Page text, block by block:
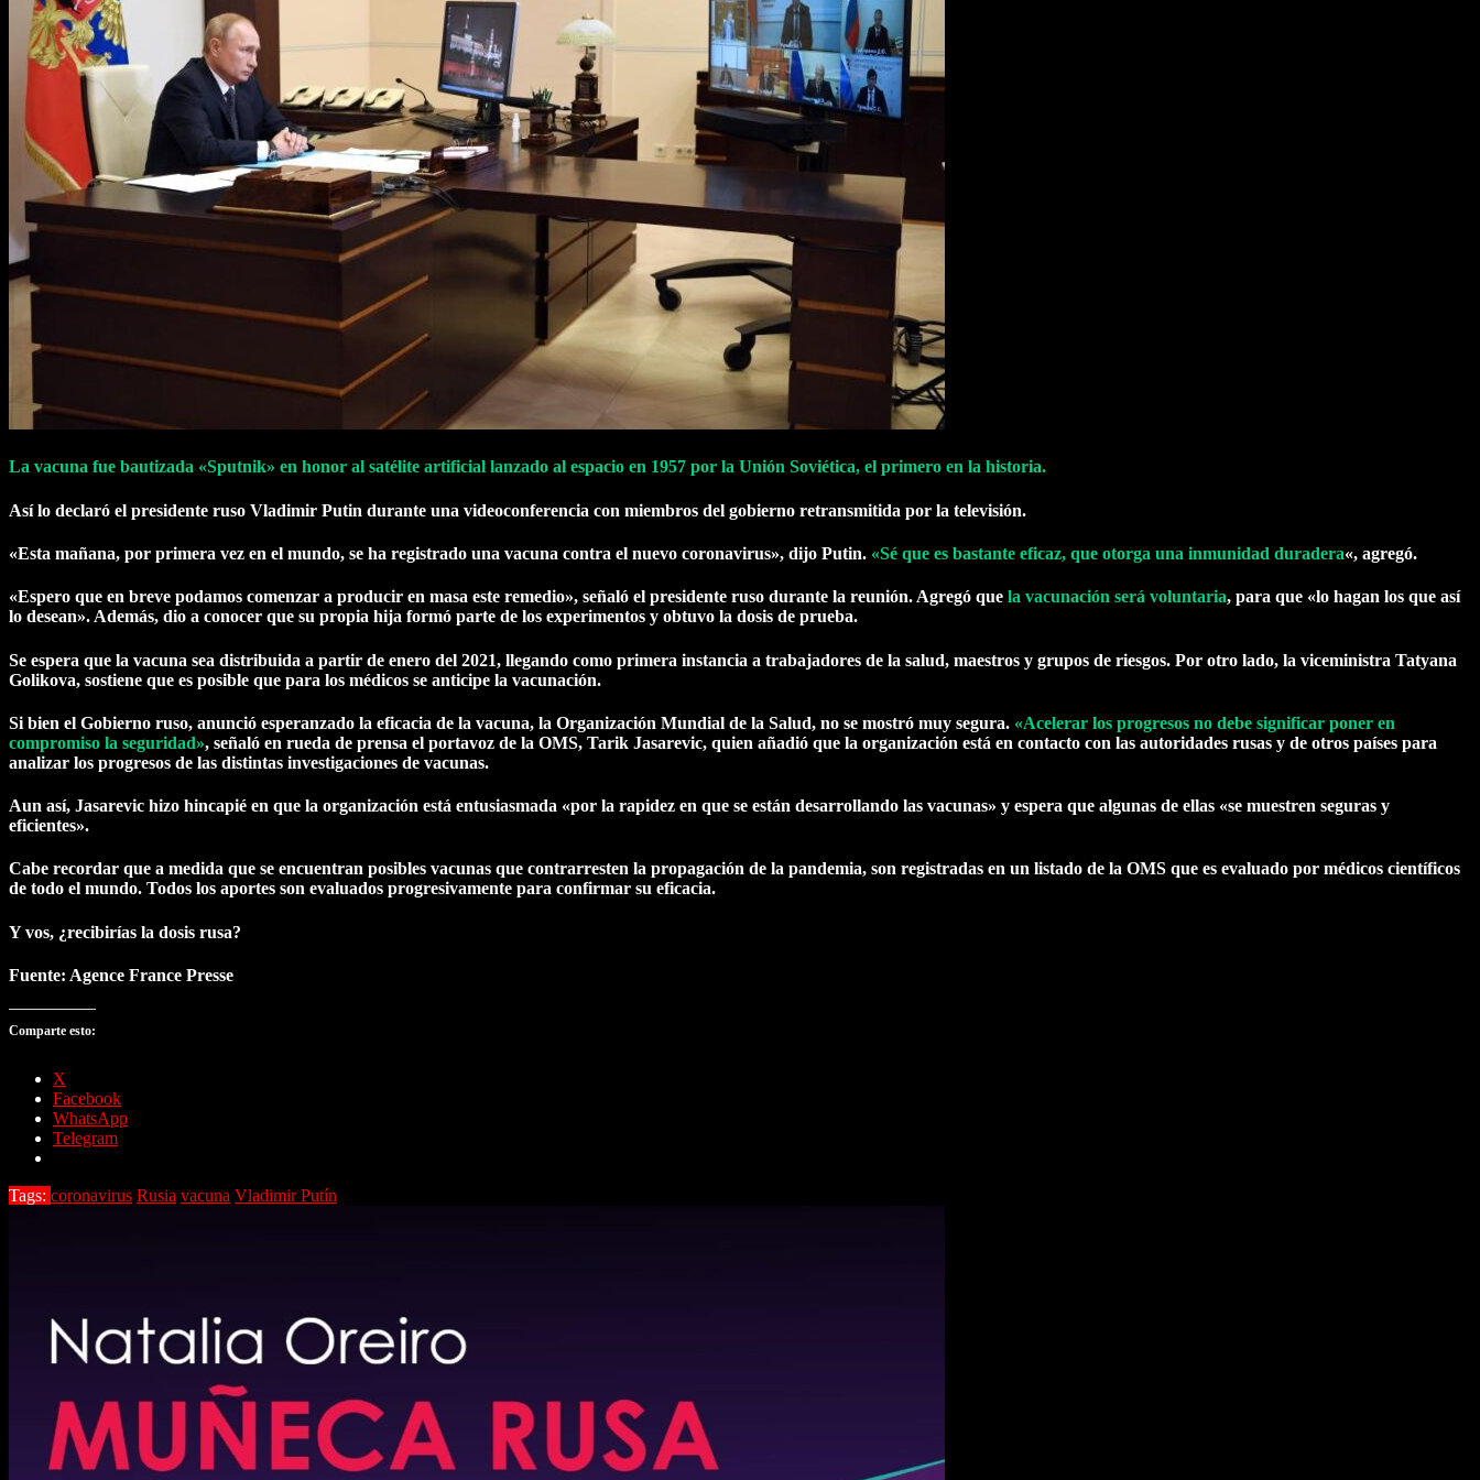
La vacuna fue bautizada «Sputnik» en honor al satélite artificial lanzado al espacio en 1957 por la Unión Soviética, el primero en la historia.
Así lo declaró el presidente ruso Vladimir Putin durante una videoconferencia con miembros del gobierno retransmitida por la televisión.
«Esta mañana, por primera vez en el mundo, se ha registrado una vacuna contra el nuevo coronavirus», dijo Putin. «Sé que es bastante eficaz, que otorga una inmunidad duradera«, agregó.
«Espero que en breve podamos comenzar a producir en masa este remedio», señaló el presidente ruso durante la reunión. Agregó que la vacunación será voluntaria, para que «lo hagan los que así
lo desean». Además, dio a conocer que su propia hija formó parte de los experimentos y obtuvo la dosis de prueba.
Se espera que la vacuna sea distribuida a partir de enero del 2021, llegando como primera instancia a trabajadores de la salud, maestros y grupos de riesgos. Por otro lado, la viceministra Tatyana
Golikova, sostiene que es posible que para los médicos se anticipe la vacunación.
Si bien el Gobierno ruso, anunció esperanzado la eficacia de la vacuna, la Organización Mundial de la Salud, no se mostró muy segura. «Acelerar los progresos no debe significar poner en
compromiso la seguridad», señaló en rueda de prensa el portavoz de la OMS, Tarik Jasarevic, quien añadió que la organización está en contacto con las autoridades rusas y de otros países para
analizar los progresos de las distintas investigaciones de vacunas.
Aun así, Jasarevic hizo hincapié en que la organización está entusiasmada «por la rapidez en que se están desarrollando las vacunas» y espera que algunas de ellas «se muestren seguras y
eficientes».
Cabe recordar que a medida que se encuentran posibles vacunas que contrarresten la propagación de la pandemia, son registradas en un listado de la OMS que es evaluado por médicos científicos
de todo el mundo. Todos los aportes son evaluados progresivamente para confirmar su eficacia.
Y vos, ¿recibirías la dosis rusa?
Fuente: Agence France Presse
Comparte esto:
X
Facebook
WhatsApp
Telegram
Tags: coronavirus Rusia vacuna Vladimir Putín